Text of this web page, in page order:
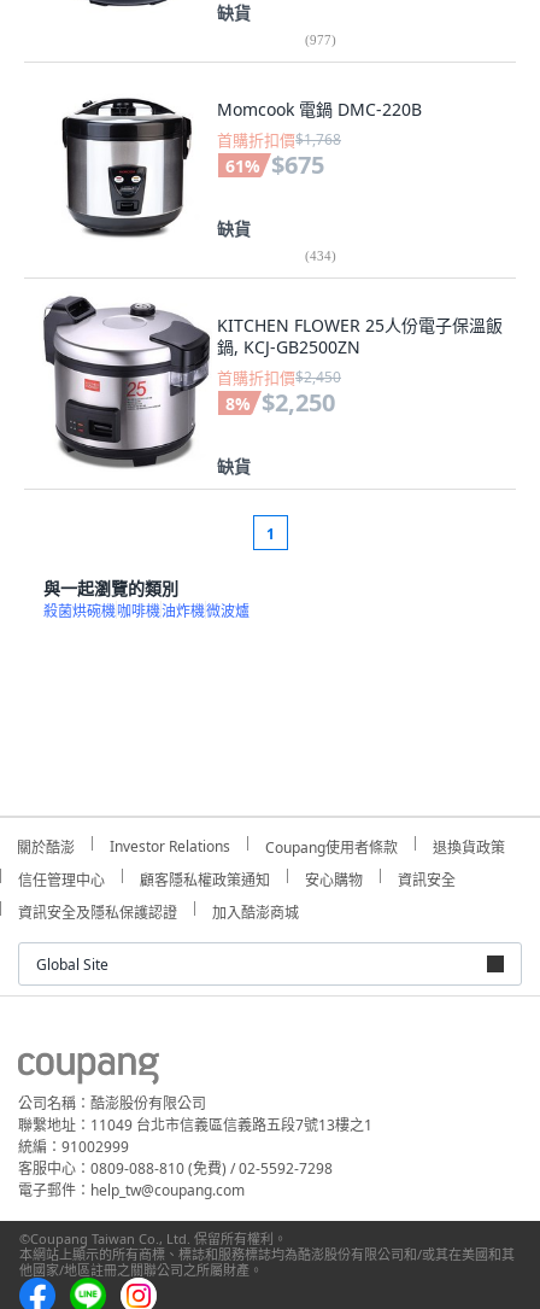
缺貨
(977)
Momcook 電鍋 DMC-220B
首購折扣價$1,768
61% $675
缺貨
(434)
KITCHEN FLOWER 25人份電子保溫飯
鍋, KCJ-GB2500ZN
首購折扣價$2,450
8% $2,250
缺貨
1
與一起瀏覽的類別
殺菌烘碗機咖啡機油炸機微波爐
關於酷澎 Investor Relations Coupang使用者條款
退換貨政策
信任管理中心
顧客隱私權政策通知 安心購物
資訊安全
資訊安全及隱私保護認證
加入酷澎商城
Global Site
公司名稱：酷澎股份有限公司
聯繫地址：11049 台北市信義區信義路五段7號13樓之1
統編：91002999
客服中心：0809-088-810 (免費) / 02-5592-7298
電子郵件：help_tw@coupang.com
©Coupang Taiwan Co., Ltd. 保留所有權利。
本網站上顯示的所有商標、標誌和服務標誌均為酷澎股份有限公司和/或其在美國和其
他國家/地區註冊之關聯公司之所屬財產。